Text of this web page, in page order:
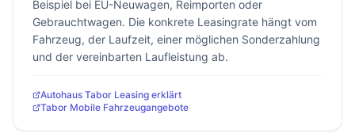
Beispiel bei EU-Neuwagen, Reimporten oder
Gebrauchtwagen. Die konkrete Leasingrate hängt vom
Fahrzeug, der Laufzeit, einer möglichen Sonderzahlung
und der vereinbarten Laufleistung ab.
Autohaus Tabor Leasing erklärt
Tabor Mobile Fahrzeugangebote